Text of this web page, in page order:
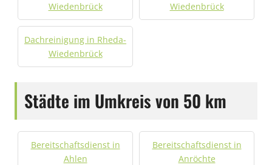
Wiedenbrück
Wiedenbrück
Dachreinigung in Rheda-
Wiedenbrück
Städte im Umkreis von 50 km
Bereitschaftsdienst in
Ahlen
Bereitschaftsdienst in
Anröchte